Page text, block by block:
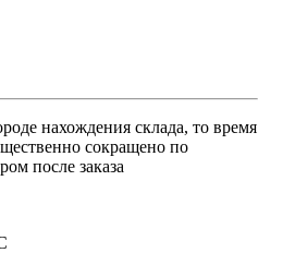
нахождения склада, то время
сокращено по
после заказа